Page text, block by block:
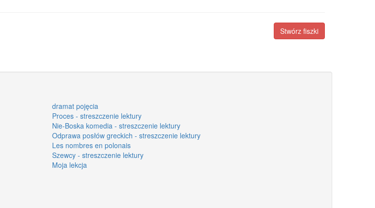
Stwórz fiszki
dramat pojęcia
Proces - streszczenie lektury
Nie-Boska komedia - streszczenie lektury
Odprawa posłów greckich - streszczenie lektury
Les nombres en polonais
Szewcy - streszczenie lektury
Moja lekcja